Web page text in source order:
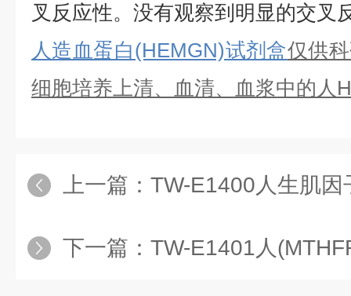
叉反应性。没有观察到明显的交叉
人造血蛋白(HEMGN)试剂盒仅供
细胞培养上清、血清、血浆中的 人
上一篇： TW-E1400人生肌因子
下一篇： TW-E1401人